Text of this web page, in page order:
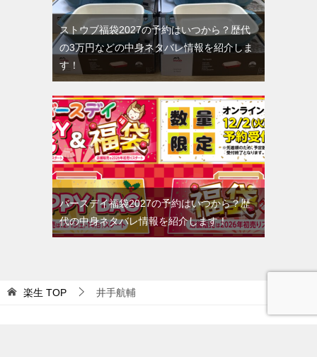
ストウブ福袋2027の予約はいつから？歴代
の3万円などの中身ネタバレ情報を紹介しま
す！
バースデイ福袋2027の予約はいつから？歴
代の中身ネタバレ情報を紹介します！
楽生 TOP 井手航輔